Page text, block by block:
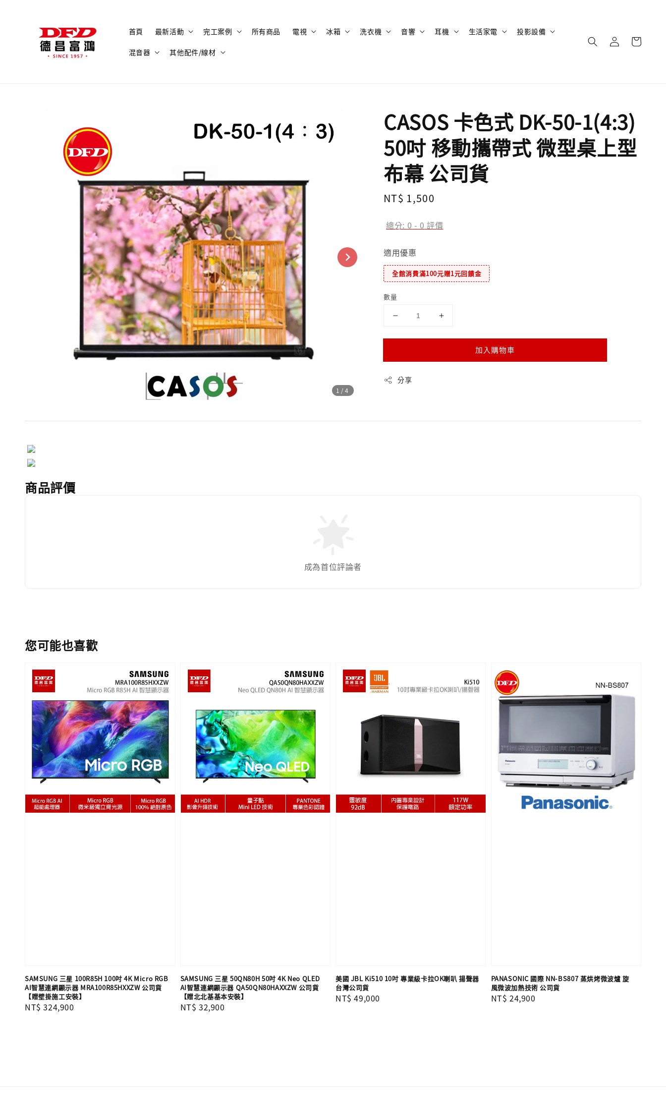
首頁 最新活動 完工案例 所有商品 電視 冰箱 洗衣機 音響 耳機 生活家電 投影設備
混音器 其他配件/線材
1 /4
CASOS 卡色式 DK-50-1(4:3)
50吋 移動攜帶式 微型桌上型
布幕 公司貨
Regular
NT$ 1,500
總分: 0 - 0 評價
適用優惠
全館消費滿100元贈1元回饋金
數量
加入購物車
分享
商品評價
成為首位評論者
您可能也喜歡
SAMSUNG 三星 100R85H 100吋 4K Micro RGB
AI智慧連網顯示器 MRA100R85HXXZW 公司貨
【贈壁掛施工安裝】
Regular
NT$ 324,900
SAMSUNG 三星 50QN80H 50吋 4K Neo QLED
AI智慧連網顯示器 QA50QN80HAXXZW 公司貨
【贈北北基基本安裝】
Regular
NT$ 32,900
美國 JBL Ki510 10吋 專業級卡拉OK喇叭 揚聲器
台灣公司貨
Regular
NT$ 49,000
PANASONIC 國際 NN-BS807 蒸烘烤微波爐 旋
風微波加熱技術 公司貨
Regular
NT$ 24,900